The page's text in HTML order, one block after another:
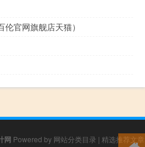
官网旗舰店天猫）
网 Powered by 网站分类目录 | 精选推荐文章